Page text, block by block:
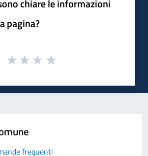
chiare le informazioni
pagina?
frequenti